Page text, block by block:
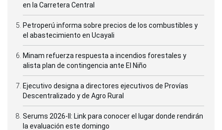
en la Carretera Central
Petroperú informa sobre precios de los combustibles y
el abastecimiento en Ucayali
Minam refuerza respuesta a incendios forestales y
alista plan de contingencia ante El Niño
Ejecutivo designa a directores ejecutivos de Provías
Descentralizado y de Agro Rural
Serums 2026-II: Link para conocer el lugar donde rendirán
la evaluación este domingo